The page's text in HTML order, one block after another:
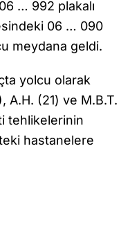
… 992 plakalı
06 … 090
meydana geldi.
yolcu olarak
A.H. (21) ve M.B.T.
tehlikelerinin
hastanelere